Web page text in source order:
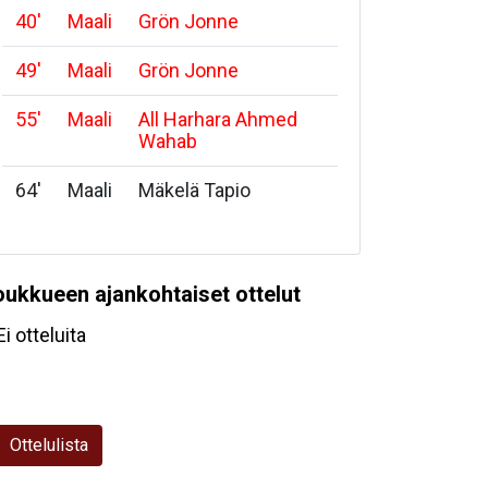
40' Maali Grön Jonne
49' Maali Grön Jonne
55' Maali
All Harhara Ahmed
Wahab
64' Maali Mäkelä Tapio
ajankohtaiset ottelut
otteluita
Ottelulista